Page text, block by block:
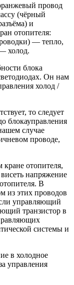
провод
(чёрный
и
отопителя:
— тепло,
холод.
блока
Он нам
холод /
то следует
блокауправления
случае
проводе,
отопителя,
напряжение
В
из этих проводов
управляющий
транзистор в
системы и
в холодное
управления